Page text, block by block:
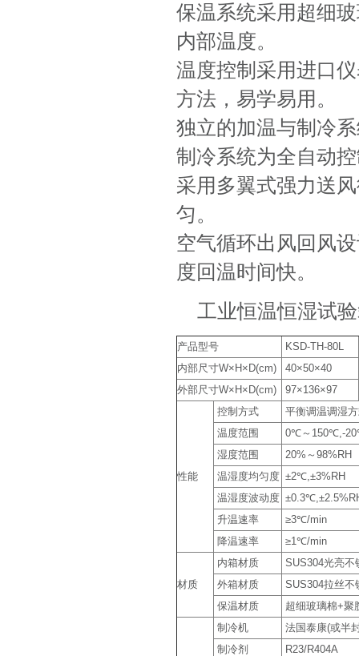
保温系统采用超细
内部温度。
温度控制采用进口
方法，易学易用。
独立的加温与制冷
制冷系统为全自动
采用多翼式强力送
匀。
空气循环出风回风
度回温时间快。
工业恒温恒湿试
产品型号
KSD-TH-80L
内部尺寸W×H×D(cm)
40×50×40
外部尺寸W×H×D(cm)
97×136×97
性能
控制方式
平衡调温调湿
温度范围
0℃～150℃,-
湿度范围
20%～98%RH
温湿度均匀度 ±2℃,±3%RH
温湿度波动度
升温速率
≥3℃/min
降温速率
≥1℃/min
材质
内箱材质
SUS304光亮不
外箱材质
SUS304拉丝不
保温材质
超细玻璃棉+聚
制冷机
法国泰康(或半
制冷剂
R23/R404A